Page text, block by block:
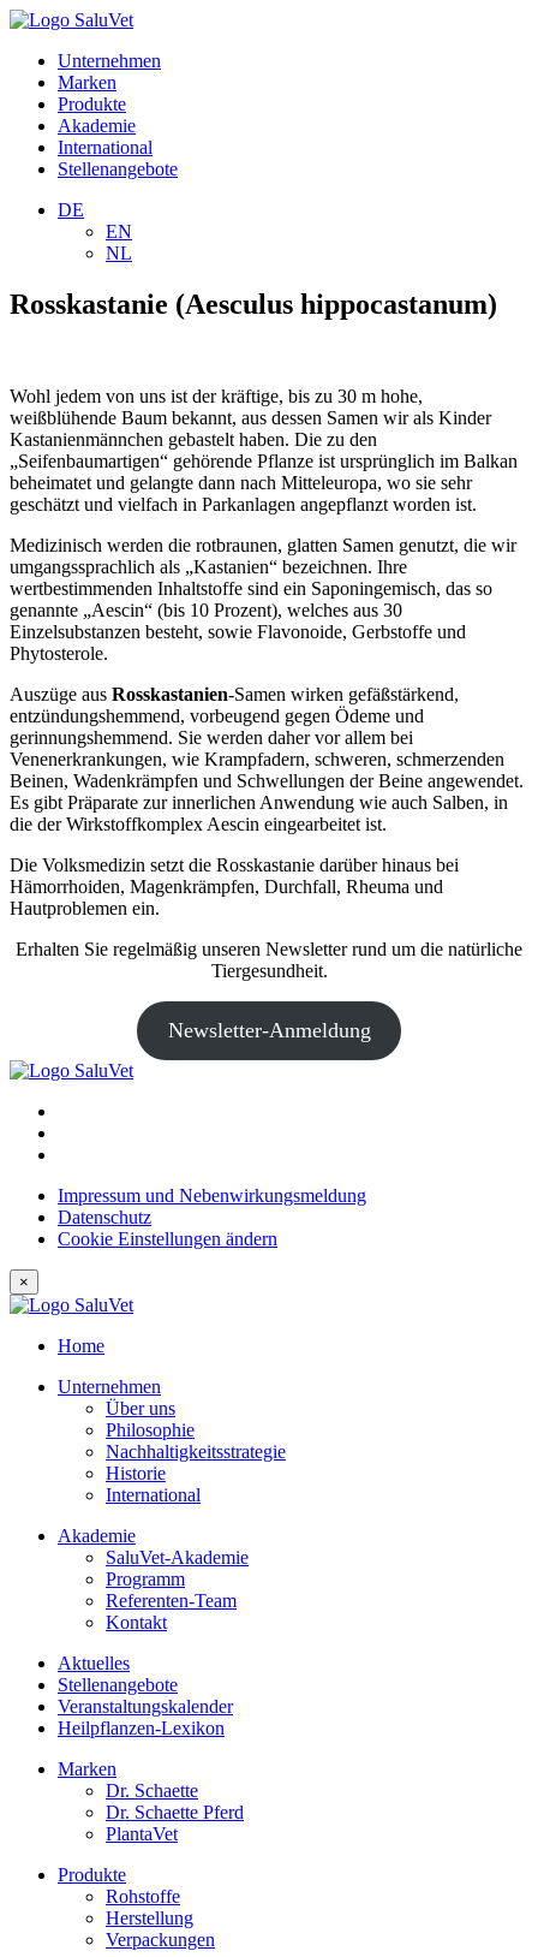
Unternehmen
Marken
Produkte
Akademie
International
Stellenangebote
DE
EN
NL
Rosskastanie (Aesculus hippocastanum)
Wohl jedem von uns ist der kräftige, bis zu 30 m hohe,
weißblühende Baum bekannt, aus dessen Samen wir als Kinder
Kastanienmännchen gebastelt haben. Die zu den
„Seifenbaumartigen“ gehörende Pflanze ist ursprünglich im Balkan
beheimatet und gelangte dann nach Mitteleuropa, wo sie sehr
geschätzt und vielfach in Parkanlagen angepflanzt worden ist.
Medizinisch werden die rotbraunen, glatten Samen genutzt, die wir
umgangssprachlich als „Kastanien“ bezeichnen. Ihre
wertbestimmenden Inhaltstoffe sind ein Saponingemisch, das so
genannte „Aescin“ (bis 10 Prozent), welches aus 30
Einzelsubstanzen besteht, sowie Flavonoide, Gerbstoffe und
Phytosterole.
Auszüge aus Rosskastanien-Samen wirken gefäßstärkend,
entzündungshemmend, vorbeugend gegen Ödeme und
gerinnungshemmend. Sie werden daher vor allem bei
Venenerkrankungen, wie Krampfadern, schweren, schmerzenden
Beinen, Wadenkrämpfen und Schwellungen der Beine angewendet.
Es gibt Präparate zur innerlichen Anwendung wie auch Salben, in
die der Wirkstoffkomplex Aescin eingearbeitet ist.
Die Volksmedizin setzt die Rosskastanie darüber hinaus bei
Hämorrhoiden, Magenkrämpfen, Durchfall, Rheuma und
Hautproblemen ein.
Erhalten Sie regelmäßig unseren Newsletter rund um die natürliche
Tiergesundheit.
Newsletter-Anmeldung
Impressum und Nebenwirkungsmeldung
Datenschutz
Cookie Einstellungen ändern
×
Home
Unternehmen
Über uns
Philosophie
Nachhaltigkeitsstrategie
Historie
International
Akademie
SaluVet-Akademie
Programm
Referenten-Team
Kontakt
Aktuelles
Stellenangebote
Veranstaltungskalender
Heilpflanzen-Lexikon
Marken
Dr. Schaette
Dr. Schaette Pferd
PlantaVet
Produkte
Rohstoffe
Herstellung
Verpackungen